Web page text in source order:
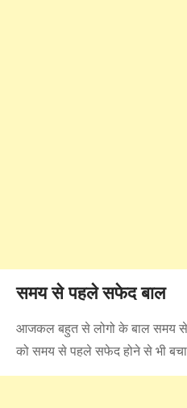
समय से पहले सफेद बाल
आजकल बहुत से लोगो के बाल समय से
को समय से पहले सफेद होने से भी